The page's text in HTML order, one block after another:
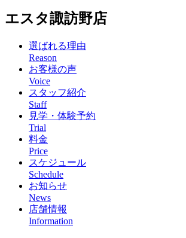
エスタ諏訪野店
選ばれる理由
Reason
お客様の声
Voice
スタッフ紹介
Staff
見学・体験予約
Trial
料金
Price
スケジュール
Schedule
お知らせ
News
店舗情報
Information